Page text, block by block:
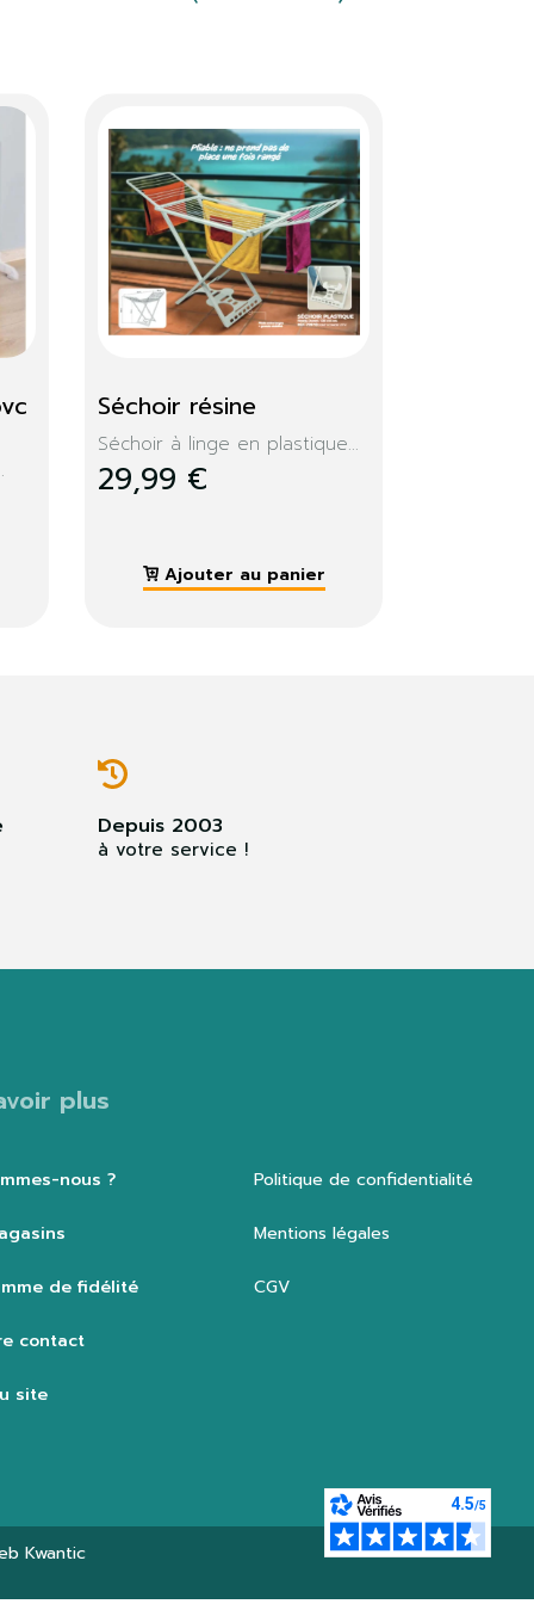
Console extensible
Memphis 235cm
Design, moderne, la console...
279,99 €
Ajouter au panier
Depuis 2003
à votre service !
plus
nous ?
de fidélité
contact
site
Politique de confidentialité
Mentions légales
CGV
Kwantic